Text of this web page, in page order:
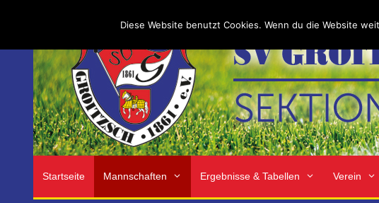
Startseite Mannschaften Ergebnisse & Tabellen Verein
Diese Website benutzt Cookies. Wenn du die Website